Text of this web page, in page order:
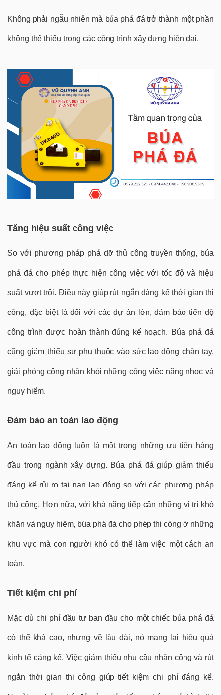
Không phải ngẫu nhiên mà búa phá đá trở thành một phần
không thể thiếu trong các công trình xây dựng hiện đại.
Tăng hiệu suất công việc
So với phương pháp phá dỡ thủ công truyền thống, búa
phá đá cho phép thực hiện công việc với tốc độ và hiệu
suất vượt trội. Điều này giúp rút ngắn đáng kể thời gian thi
công, đặc biệt là đối với các dự án lớn, đảm bảo tiến độ
công trình được hoàn thành đúng kế hoạch. Búa phá đá
cũng giảm thiểu sự phụ thuộc vào sức lao động chân tay,
giải phóng công nhân khỏi những công việc nặng nhọc và
nguy hiểm.
Đảm bảo an toàn lao động
An toàn lao động luôn là một trong những ưu tiên hàng
đầu trong ngành xây dựng. Búa phá đá giúp giảm thiểu
đáng kể rủi ro tai nạn lao động so với các phương pháp
thủ công. Hơn nữa, với khả năng tiếp cận những vị trí khó
khăn và nguy hiểm, búa phá đá cho phép thi công ở những
khu vực mà con người khó có thể làm việc một cách an
toàn.
Tiết kiệm chi phí
Mặc dù chi phí đầu tư ban đầu cho một chiếc búa phá đá
có thể khá cao, nhưng về lâu dài, nó mang lại hiệu quả
kinh tế đáng kể. Việc giảm thiểu nhu cầu nhân công và rút
ngắn thời gian thi công giúp tiết kiệm chi phí đáng kể.